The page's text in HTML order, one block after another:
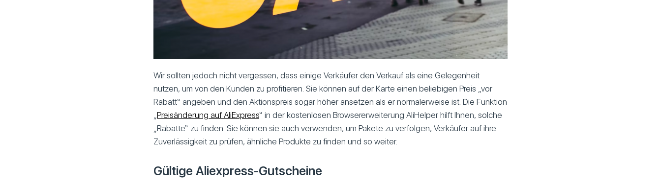
Wir sollten jedoch nicht vergessen, dass einige Verkäufer den Verkauf als eine Gelegenheit
nutzen, um von den Kunden zu profitieren. Sie können auf der Karte einen beliebigen Preis „vor
Rabatt“ angeben und den Aktionspreis sogar höher ansetzen als er normalerweise ist. Die Funktion
„Preisänderung auf AliExpress“ in der kostenlosen Browsererweiterung AliHelper hilft Ihnen, solche
„Rabatte“ zu finden. Sie können sie auch verwenden, um Pakete zu verfolgen, Verkäufer auf ihre
Zuverlässigkeit zu prüfen, ähnliche Produkte zu finden und so weiter.
Gültige Aliexpress-Gutscheine